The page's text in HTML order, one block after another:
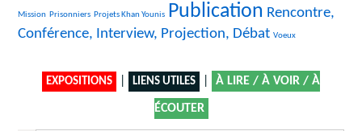
Mission
26/2431Prisonniers
127/2431 Projets Khan Younis
2431/2431 Publication
1565/2431
Rencontre,
Conférence, Interview, Projection, Débat
7/2431 Voeux
EXPOSITIONS LIENS UTILES À LIRE / À VOIR / À
ÉCOUTER